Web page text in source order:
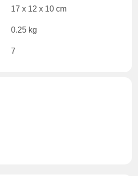
17 x 12 x 10 cm
0.25 kg
7